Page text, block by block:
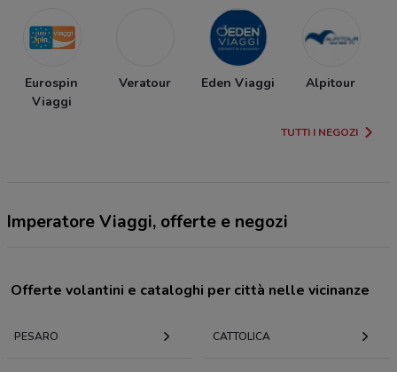
Eurospin
Viaggi
Veratour Eden Viaggi Alpitour
TUTTI I NEGOZI
Imperatore Viaggi, offerte e negozi
Offerte volantini e cataloghi per città nelle vicinanze
PESARO CATTOLICA